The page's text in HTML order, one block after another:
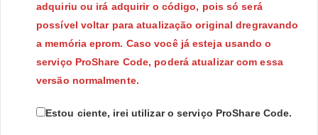
adquiriu ou irá adquirir o código, pois só será
possível voltar para atualização original dregravando
a memória eprom. Caso você já esteja usando o
serviço ProShare Code, poderá atualizar com essa
versão normalmente.
Estou ciente, irei utilizar o serviço ProShare Code.